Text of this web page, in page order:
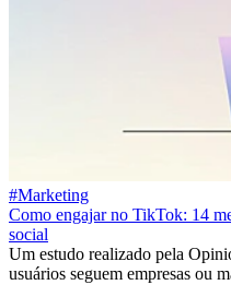
#Marketing
Como engajar no TikTok: 14
social
Um estudo realizado pela
usuários seguem empresas ou